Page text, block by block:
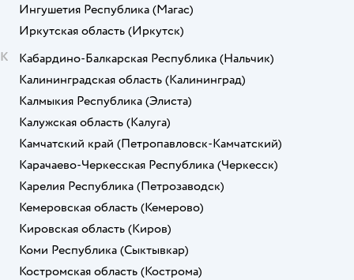
Ингушетия Республика (Магас)
Иркутская область (Иркутск)
К
Кабардино-Балкарская Республика (Нальчик)
Калининградская область (Калининград)
Калмыкия Республика (Элиста)
Калужская область (Калуга)
Камчатский край (Петропавловск-Камчатский)
Карачаево-Черкесская Республика (Черкесск)
Карелия Республика (Петрозаводск)
Кемеровская область (Кемерово)
Кировская область (Киров)
Коми Республика (Сыктывкар)
Костромская область (Кострома)